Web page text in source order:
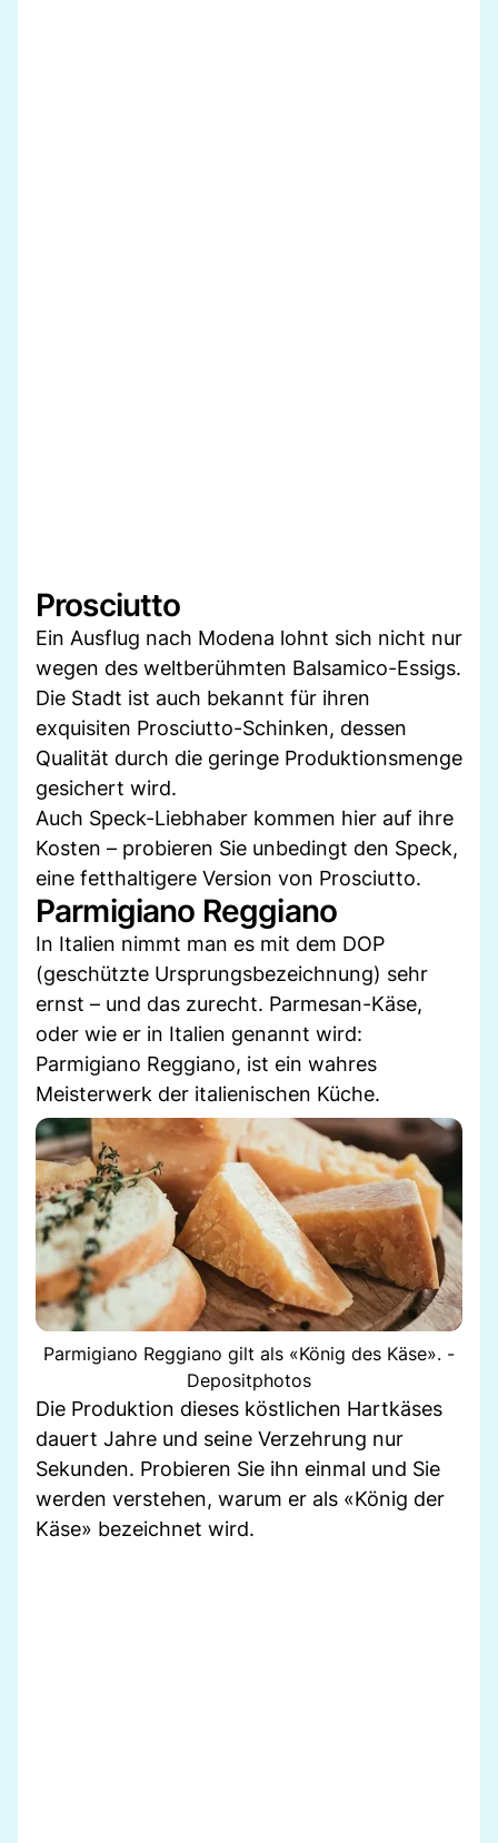
Prosciutto
Ein Ausflug nach Modena lohnt sich nicht nur
wegen des weltberühmten Balsamico-Essigs.
Die Stadt ist auch bekannt für ihren
exquisiten Prosciutto-Schinken, dessen
Qualität durch die geringe Produktionsmenge
gesichert wird.
Auch Speck-Liebhaber kommen hier auf ihre
Kosten – probieren Sie unbedingt den Speck,
eine fetthaltigere Version von Prosciutto.
Parmigiano Reggiano
In Italien nimmt man es mit dem DOP
(geschützte Ursprungsbezeichnung) sehr
ernst – und das zurecht. Parmesan-Käse,
oder wie er in Italien genannt wird:
Parmigiano Reggiano, ist ein wahres
Meisterwerk der italienischen Küche.
Parmigiano Reggiano gilt als «König des Käse». -
Depositphotos
Die Produktion dieses köstlichen Hartkäses
dauert Jahre und seine Verzehrung nur
Sekunden. Probieren Sie ihn einmal und Sie
werden verstehen, warum er als «König der
Käse» bezeichnet wird.